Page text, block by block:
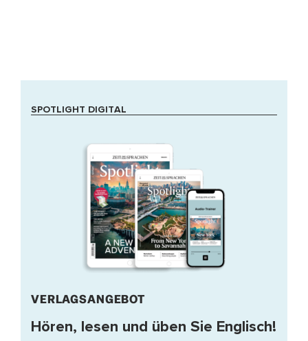
SPOTLIGHT DIGITAL
VERLAGSANGEBOT
Hören, lesen und üben Sie Englisch!